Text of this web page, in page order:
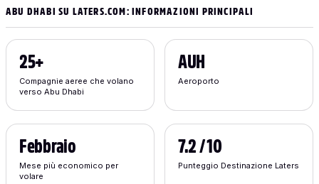
ABU DHABI SU LATERS.COM: INFORMAZIONI PRINCIPALI
Compagnie aeree che volano
verso Abu Dhabi
25+
Aeroporto
AUH
Mese più economico per
volare
Febbraio
Punteggio Destinazione Laters
7.2 / 10